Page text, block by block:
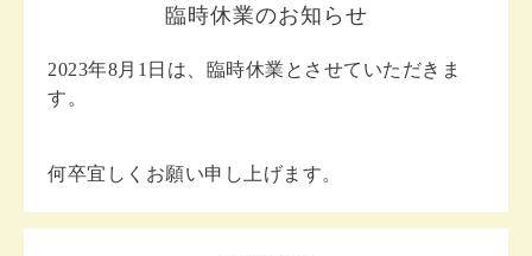
臨時休業のお知らせ
2023年8月1日は、臨時休業とさせていただきま
す。
何卒宜しくお願い申し上げます。